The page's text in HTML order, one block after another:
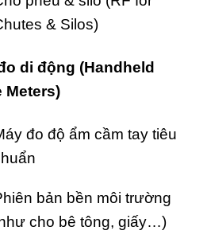
& Silos)
di động (Handheld
Meters)
đo độ ẩm cầm tay tiêu
bản bền môi trường
cho bê tông, giấy…)